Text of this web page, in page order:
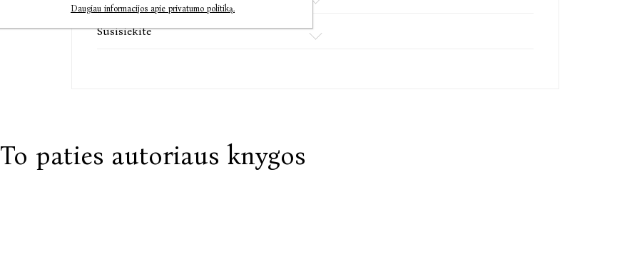
Projektą finansuoja Lietuvos kultūros taryba
Susisiekite
To paties autoriaus knygos
Daugiau informacijos apie privatumo politiką.